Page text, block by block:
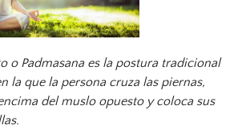
o Padmasana es la postura tradicional
la que la persona cruza las piernas,
del muslo opuesto y coloca sus